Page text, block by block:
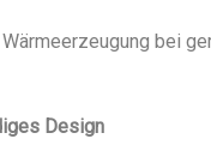
bei
Design